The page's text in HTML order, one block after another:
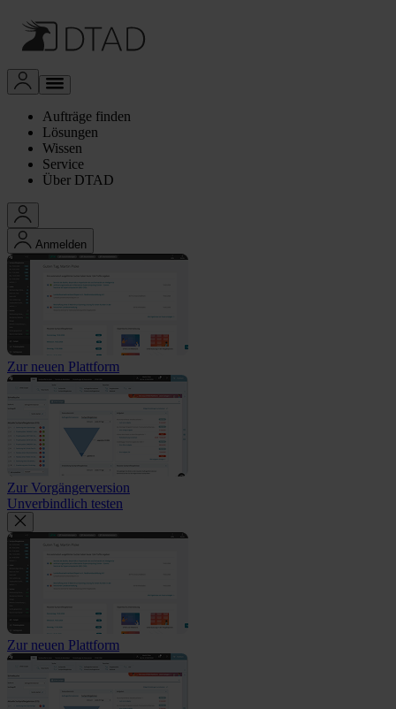
Aufträge finden
Lösungen
Wissen
Service
Über DTAD
Anmelden
Zur neuen Plattform
Zur Vorgängerversion
Unverbindlich testen
Zur neuen Plattform